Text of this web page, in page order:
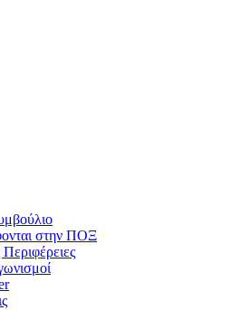
στην ΠΟΞ